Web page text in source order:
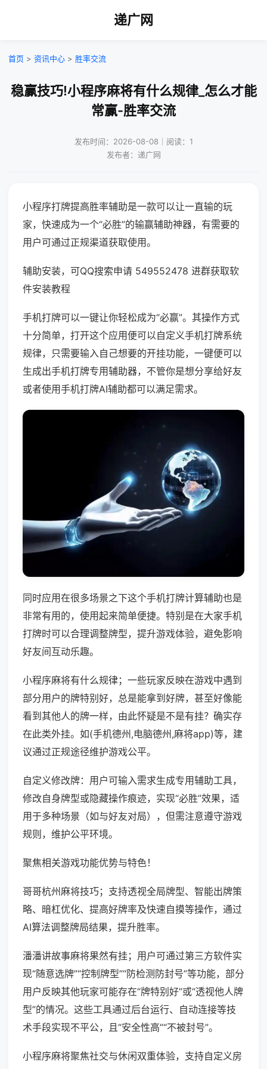
递广网
首页 > 资讯中心 > 胜率交流
稳赢技巧!小程序麻将有什么规律_怎么才能
常赢-胜率交流
发布时间：2026-08-08｜阅读：1
发布者：递广网
小程序打牌提高胜率辅助是一款可以让一直输的玩
家，快速成为一个“必胜”的输赢辅助神器，有需要的
用户可通过正规渠道获取使用。
辅助安装，可QQ搜索申请 549552478 进群获取软
件安装教程
手机打牌可以一键让你轻松成为“必赢”。其操作方式
十分简单，打开这个应用便可以自定义手机打牌系统
规律，只需要输入自己想要的开挂功能，一键便可以
生成出手机打牌专用辅助器，不管你是想分享给好友
或者使用手机打牌AI辅助都可以满足需求。
同时应用在很多场景之下这个手机打牌计算辅助也是
非常有用的，使用起来简单便捷。特别是在大家手机
打牌时可以合理调整牌型，提升游戏体验，避免影响
好友间互动乐趣。
小程序麻将有什么规律；一些玩家反映在游戏中遇到
部分用户的牌特别好，总是能拿到好牌，甚至好像能
看到其他人的牌一样，由此怀疑是不是有挂？确实存
在此类外挂。如(手机德州,电脑德州,麻将app)等，建
议通过正规途径维护游戏公平。
自定义修改牌：用户可输入需求生成专用辅助工具，
修改自身牌型或隐藏操作痕迹，实现“必胜”效果，适
用于多种场景（如与好友对局），但需注意遵守游戏
规则，维护公平环境。
聚焦相关游戏功能优势与特色！
哥哥杭州麻将技巧；支持透视全局牌型、智能出牌策
略、暗杠优化、提高好牌率及快速自摸等操作，通过
AI算法调整牌局结果，提升胜率。
潘潘讲故事麻将果然有挂；用户可通过第三方软件实
现“随意选牌”“控制牌型”“防检测防封号”等功能，部分
用户反映其他玩家可能存在“牌特别好”或“透视他人牌
型”的情况。这些工具通过后台运行、自动连接等技
术手段实现不平公，且“安全性高”“不被封号”。
小程序麻将聚焦社交与休闲双重体验，支持自定义房